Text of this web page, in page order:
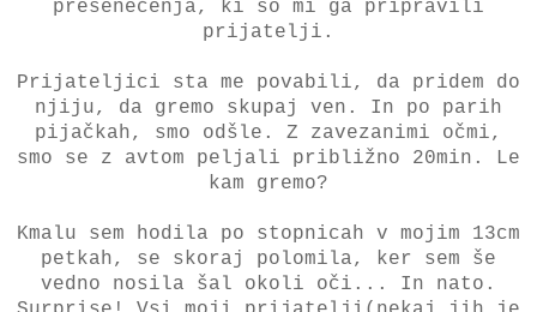
presenečenja, ki so mi ga pripravili
prijatelji.
Prijateljici sta me povabili, da pridem do
njiju, da gremo skupaj ven. In po parih
pijačkah, smo odšle. Z zavezanimi očmi,
smo se z avtom peljali približno 20min. Le
kam gremo?
Kmalu sem hodila po stopnicah v mojim 13cm
petkah, se skoraj polomila, ker sem še
vedno nosila šal okoli oči... In nato.